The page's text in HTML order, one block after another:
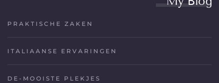
PRAKTISCHE ZAKEN
ITALIAANSE ERVARINGEN
DE-MOOISTE PLEKJES